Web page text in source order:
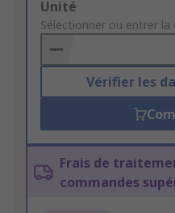
Add
to
Basket
Unité
Sélectionner ou entrer la
Vérifier les
Frais de
commandes